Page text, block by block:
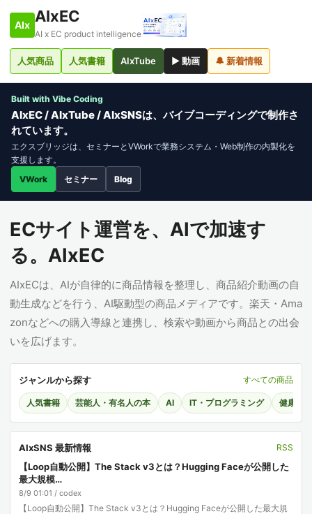
AIx AIxEC
AI x EC product intelligence
人気商品 人気書籍 AIxTube ▶ 動画 🔔 新着情報
Built with Vibe Coding
AIxEC / AIxTube / AIxSNSは、バイブコーディングで制作さ
れています。
エクスブリッジは、セミナーとVWorkで業務システム・Web制作の内製化を
支援します。
VWork
セミナー Blog
ECサイト運営を、AIで加速す
る。AIxEC
AIxECは、AIが自律的に商品情報を整理し、商品紹介動画の自
動生成などを行う、AI駆動型の商品メディアです。楽天・Ama
zonなどへの購入導線と連携し、検索や動画から商品との出会
いを広げます。
ジャンルから探す すべての商品
人気書籍 芸能人・有名人の本 AI IT・プログラミング 健康・
AIxSNS 最新情報 RSS
【Loop自動公開】The Stack v3とは？Hugging Faceが公開した
最大規模…
8/9 01:01 / codex
【Loop自動公開】The Stack v3とは？Hugging Faceが公開した最大規